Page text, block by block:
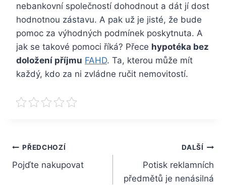
nebankovní společností dohodnout a dát jí dost
hodnotnou zástavu. A pak už je jisté, že bude
pomoc za výhodných podmínek poskytnuta. A
jak se takové pomoci říká? Přece hypotéka bez
doložení příjmu FAHD. Ta, kterou může mít
každý, kdo za ni zvládne ručit nemovitostí.
Navigace
pro
PŘEDCHOZÍ
Pojďte nakupovat
DALŠÍ
Potisk reklamních
předmětů je nenásilná